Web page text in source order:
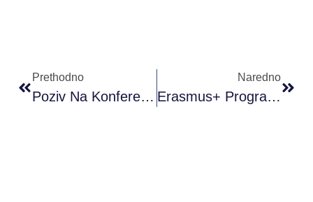
Prethodno
Poziv Na Konferenciju: „EVROPSKE SNAGE SOLIDARNOSTI“ – Sarajevo 20.12.2018.
Naredno
Erasmus+ Program U BiH I Mogućnosti Saradnje Ili Nastavak Saradnje Zajedničkih Projekata Sa Republikom Turskom.